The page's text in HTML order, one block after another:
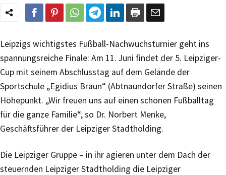
Leipzigs wichtigstes Fußball-Nachwuchsturnier geht ins
spannungsreiche Finale: Am 11. Juni findet der 5. Leipziger-
Cup mit seinem Abschlusstag auf dem Gelände der
Sportschule „Egidius Braun“ (Abtnaundorfer Straße) seinen
Höhepunkt. „Wir freuen uns auf einen schönen Fußballtag
für die ganze Familie“, so Dr. Norbert Menke,
Geschäftsführer der Leipziger Stadtholding.
Die Leipziger Gruppe – in ihr agieren unter dem Dach der
steuernden Leipziger Stadtholding die Leipziger